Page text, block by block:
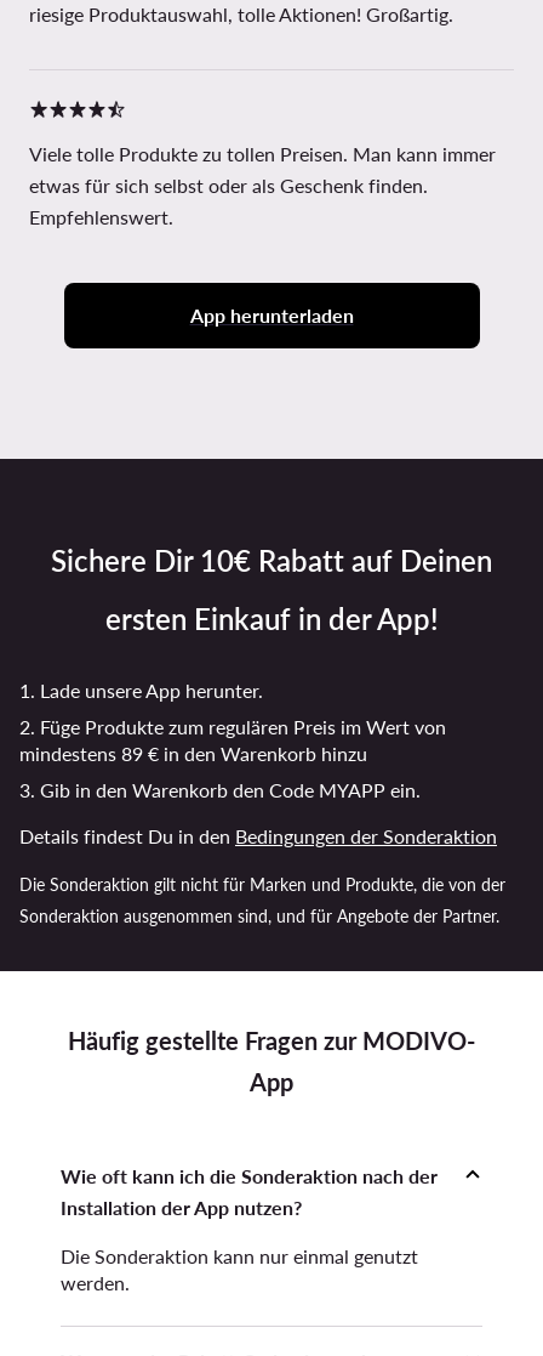
riesige Produktauswahl, tolle Aktionen! Großartig.
Viele tolle Produkte zu tollen Preisen. Man kann immer
etwas für sich selbst oder als Geschenk finden.
Empfehlenswert.
App herunterladen
Häufig gestellte Fragen zur MODIVO-
App
Wie oft kann ich die Sonderaktion nach der
Installation der App nutzen?
Die Sonderaktion kann nur einmal genutzt
werden.
Sichere Dir 10€ Rabatt auf Deinen
ersten Einkauf in der App!
1. Lade unsere App herunter.
2. Füge Produkte zum regulären Preis im Wert von
mindestens 89 € in den Warenkorb hinzu
3. Gib in den Warenkorb den Code MYAPP ein.
Details findest Du in den Bedingungen der Sonderaktion
Die Sonderaktion gilt nicht für Marken und Produkte, die von der
Sonderaktion ausgenommen sind, und für Angebote der Partner.